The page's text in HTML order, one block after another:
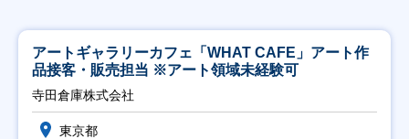
アートギャラリーカフェ「WHAT CAFE」アート作
品接客・販売担当 ※アート領域未経験可
寺田倉庫株式会社
東京都